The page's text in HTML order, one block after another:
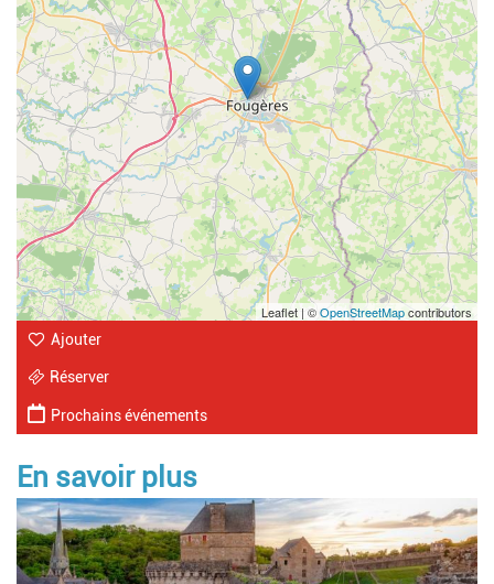
Leaflet | ©OpenStreetMapcontributors
Ajouter
Réserver
Prochains événements
En savoir plus